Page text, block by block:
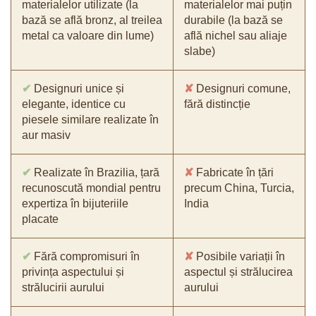
materialelor utilizate (la
bază se află bronz, al treilea
metal ca valoare din lume)
materialelor mai puțin
durabile (la bază se
află nichel sau aliaje
slabe)
✔ Designuri unice și
elegante, identice cu
piesele similare realizate în
aur masiv
✘ Designuri comune,
fără distincție
✔ Realizate în Brazilia, țară
recunoscută mondial pentru
expertiza în bijuteriile
placate
✘ Fabricate în țări
precum China, Turcia,
India
✔ Fără compromisuri în
privința aspectului și
strălucirii aurului
✘ Posibile variații în
aspectul și strălucirea
aurului